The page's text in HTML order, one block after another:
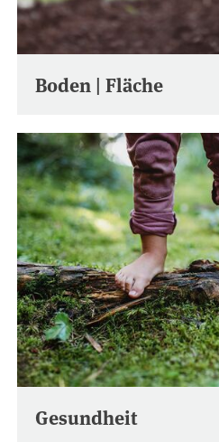
Boden | Fläche
Gesundheit